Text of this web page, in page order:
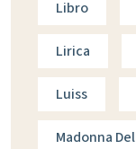
Libro
Lirica
Luiss
Madonna